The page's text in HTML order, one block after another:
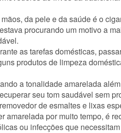
da pele e da saúde é o
procurando um motivo a
as tarefas domésticas,
produtos de limpeza
a tonalidade amarelada
seu tom saudável sem
de esmaltes e lixas
amarelada por muito tempo, é
ou infecções que